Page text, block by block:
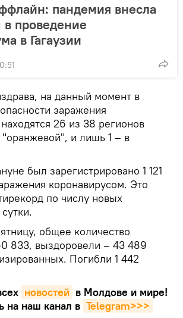
пандемия внесла
в проведение
в Гагаузии
на данный момент в
заражения
26 из 38 регионов
и лишь 1 – в
был зарегистрировано 1 121
коронавирусом. Это
по числу новых
общее количество
833, выздоровели – 43 489
Погибли 1 442
новостей в Молдове и мире!
на наш канал в Telegram>>>